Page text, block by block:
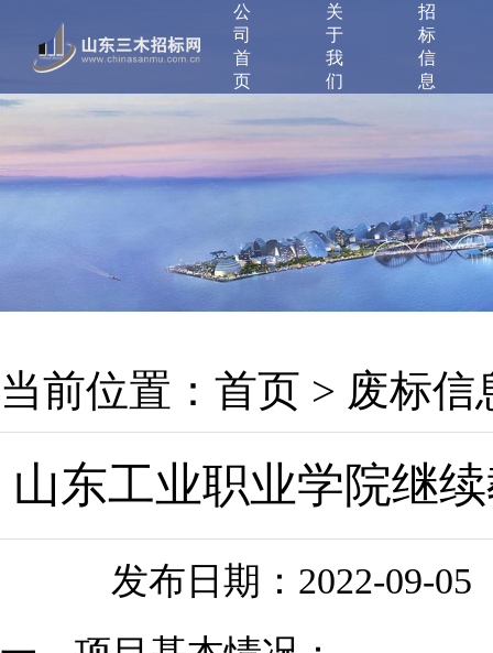
公
司
首
页
关
于
我
们
招
标
信
息
当前位置： 首页 > 废标信
山东工业职业学院继
发布日期： 2022-09-05